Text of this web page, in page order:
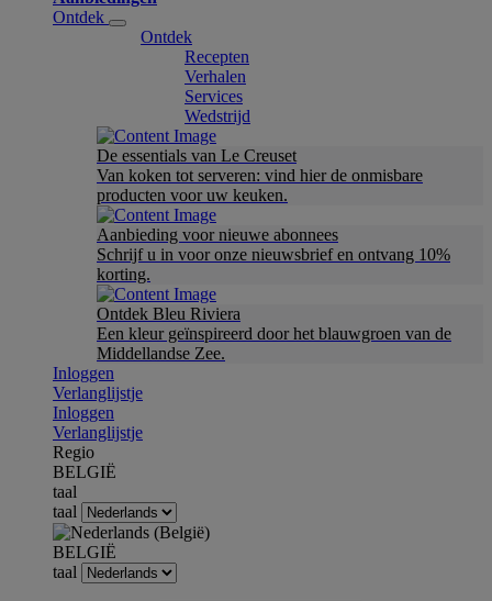
Ontdek
Ontdek
Recepten
Verhalen
Services
Wedstrijd
De essentials van Le Creuset
Van koken tot serveren: vind hier de onmisbare
producten voor uw keuken.
Aanbieding voor nieuwe abonnees
Schrijf u in voor onze nieuwsbrief en ontvang 10%
korting.
Ontdek Bleu Riviera
Een kleur geïnspireerd door het blauwgroen van de
Middellandse Zee.
Inloggen
Verlanglijstje
Inloggen
Verlanglijstje
Regio
BELGIË
taal
taal
BELGIË
taal